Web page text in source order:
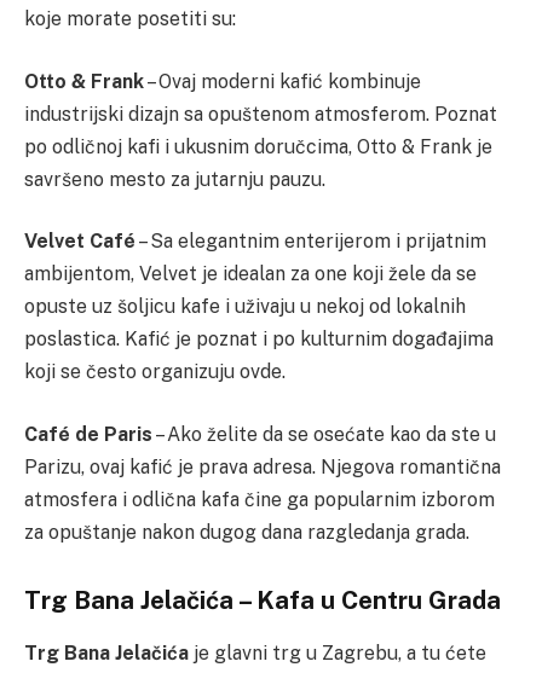
koje morate posetiti su:
Otto & Frank– Ovaj moderni kafić kombinuje
industrijski dizajn sa opuštenom atmosferom. Poznat
po odličnoj kafi i ukusnim doručcima, Otto & Frank je
savršeno mesto za jutarnju pauzu.
Velvet Café – Sa elegantnim enterijerom i prijatnim
ambijentom, Velvet je idealan za one koji žele da se
opuste uz šoljicu kafe i uživaju u nekoj od lokalnih
poslastica. Kafić je poznat i po kulturnim događajima
koji se često organizuju ovde.
Café de Paris – Ako želite da se osećate kao da ste u
Parizu, ovaj kafić je prava adresa. Njegova romantična
atmosfera i odlična kafa čine ga popularnim izborom
za opuštanje nakon dugog dana razgledanja grada.
Trg Bana Jelačića – Kafa u Centru Grada
Trg Bana Jelačića je glavni trg u Zagrebu, a tu ćete